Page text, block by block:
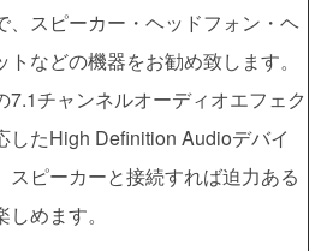
、スピーカー・ヘッドフォン・ヘ
トなどの機器をお勧め致します。
7.1チャンネルオーディオエフェク
したHigh Definition Audioデバイ
スピーカーと接続すれば迫力ある
めます。